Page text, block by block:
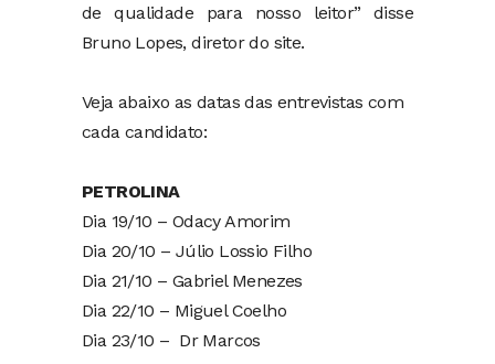
de qualidade para nosso leitor” disse
Bruno Lopes, diretor do site.
Veja abaixo as datas das entrevistas com
cada candidato:
PETROLINA
Dia 19/10 – Odacy Amorim
Dia 20/10 – Júlio Lossio Filho
Dia 21/10 – Gabriel Menezes
Dia 22/10 – Miguel Coelho
Dia 23/10 – Dr Marcos